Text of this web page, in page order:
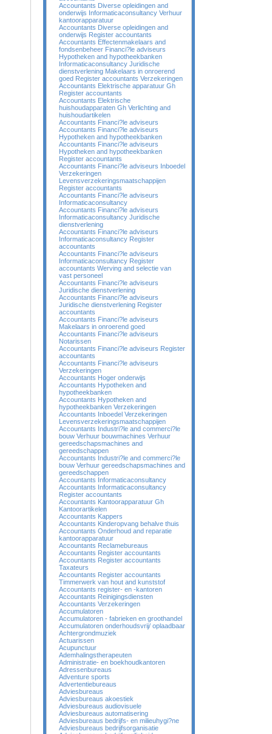
Accountants Diverse opleidingen and
onderwijs Informaticaconsultancy Verhuur
kantoorapparatuur
Accountants Diverse opleidingen and
onderwijs Register accountants
Accountants Effectenmakelaars and
fondsenbeheer Financi?le adviseurs
Hypotheken and hypotheekbanken
Informaticaconsultancy Juridische
dienstverlening Makelaars in onroerend
goed Register accountants Verzekeringen
Accountants Elektrische apparatuur Gh
Register accountants
Accountants Elektrische
huishoudapparaten Gh Verlichting and
huishoudartikelen
Accountants Financi?le adviseurs
Accountants Financi?le adviseurs
Hypotheken and hypotheekbanken
Accountants Financi?le adviseurs
Hypotheken and hypotheekbanken
Register accountants
Accountants Financi?le adviseurs Inboedel
Verzekeringen
Levensverzekeringsmaatschappijen
Register accountants
Accountants Financi?le adviseurs
Informaticaconsultancy
Accountants Financi?le adviseurs
Informaticaconsultancy Juridische
dienstverlening
Accountants Financi?le adviseurs
Informaticaconsultancy Register
accountants
Accountants Financi?le adviseurs
Informaticaconsultancy Register
accountants Werving and selectie van
vast personeel
Accountants Financi?le adviseurs
Juridische dienstverlening
Accountants Financi?le adviseurs
Juridische dienstverlening Register
accountants
Accountants Financi?le adviseurs
Makelaars in onroerend goed
Accountants Financi?le adviseurs
Notarissen
Accountants Financi?le adviseurs Register
accountants
Accountants Financi?le adviseurs
Verzekeringen
Accountants Hoger onderwijs
Accountants Hypotheken and
hypotheekbanken
Accountants Hypotheken and
hypotheekbanken Verzekeringen
Accountants Inboedel Verzekeringen
Levensverzekeringsmaatschappijen
Accountants Industri?le and commerci?le
bouw Verhuur bouwmachines Verhuur
gereedschapsmachines and
gereedschappen
Accountants Industri?le and commerci?le
bouw Verhuur gereedschapsmachines and
gereedschappen
Accountants Informaticaconsultancy
Accountants Informaticaconsultancy
Register accountants
Accountants Kantoorapparatuur Gh
Kantoorartikelen
Accountants Kappers
Accountants Kinderopvang behalve thuis
Accountants Onderhoud and reparatie
kantoorapparatuur
Accountants Reclamebureaus
Accountants Register accountants
Accountants Register accountants
Taxateurs
Accountants Register accountants
Timmerwerk van hout and kunststof
Accountants register- en -kantoren
Accountants Reinigingsdiensten
Accountants Verzekeringen
Accumulatoren
Accumulatoren - fabrieken en groothandel
Accumulatoren onderhoudsvrij/ oplaadbaar
Achtergrondmuziek
Actuarissen
Acupunctuur
Ademhalingstherapeuten
Administratie- en boekhoudkantoren
Adressenbureaus
Adventure sports
Advertentiebureaus
Adviesbureaus
Adviesbureaus akoestiek
Adviesbureaus audiovisuele
Adviesbureaus automatisering
Adviesbureaus bedrijfs- en milieuhygi?ne
Adviesbureaus bedrijfsorganisatie